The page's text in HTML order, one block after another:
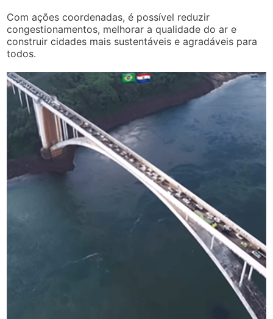
Com ações coordenadas, é possível reduzir
congestionamentos, melhorar a qualidade do ar e
construir cidades mais sustentáveis e agradáveis para
todos.